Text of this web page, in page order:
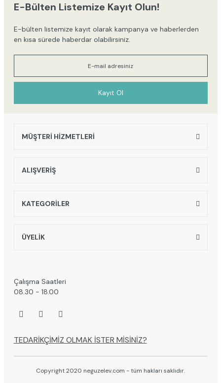
E-Bülten Listemize Kayıt Olun!
E-bülten listemize kayıt olarak kampanya ve haberlerden
en kısa sürede haberdar olabilirsiniz.
Kayıt Ol
MÜŞTERİ HİZMETLERİ
ALIŞVERİŞ
KATEGORİLER
ÜYELİK
Çalışma Saatleri
08.30 - 18.00
TEDARİKÇİMİZ OLMAK İSTER MİSİNİZ?
Copyright 2020 neguzelev.com - tüm hakları saklıdır.